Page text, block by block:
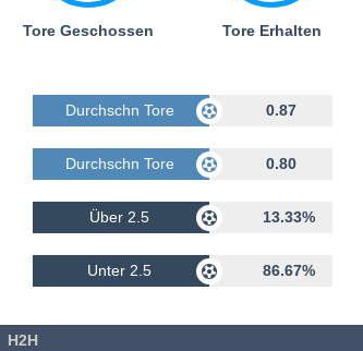
Tore Geschossen Tore Erhalten
Durchschn Tore Geschossen 0.87
Durchschn Tore Erhalten 0.80
Über 2.5 13.33%
Unter 2.5 86.67%
H2H